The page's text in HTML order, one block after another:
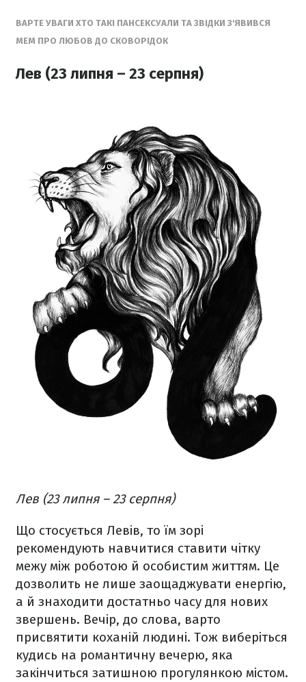
ВАРТЕ УВАГИ ХТО ТАКІ ПАНСЕКСУАЛИ ТА ЗВІДКИ З'ЯВИВСЯ
МЕМ ПРО ЛЮБОВ ДО СКОВОРІДОК
Лев (23 липня – 23 серпня)
Лев (23 липня – 23 серпня)
Що стосується Левів, то їм зорі
рекомендують навчитися ставити чітку
межу між роботою й особистим життям. Це
дозволить не лише заощаджувати енергію,
а й знаходити достатньо часу для нових
звершень. Вечір, до слова, варто
присвятити коханій людині. Тож виберіться
кудись на романтичну вечерю, яка
закінчиться затишною прогулянкою містом.